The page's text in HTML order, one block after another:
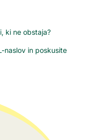
ki ne obstaja?
naslov in poskusite